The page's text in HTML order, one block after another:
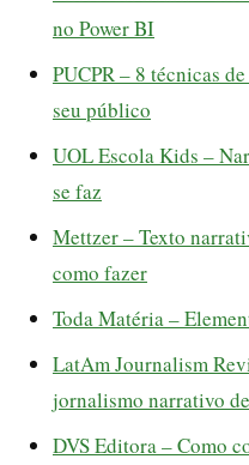
no Power BI
PUCPR – 8 técnicas
seu público
UOL Escola Kids –
se faz
Mettzer – Texto
como fazer
Toda Matéria –
LatAm Journalism
jornalismo narrativo
DVS Editora – Como